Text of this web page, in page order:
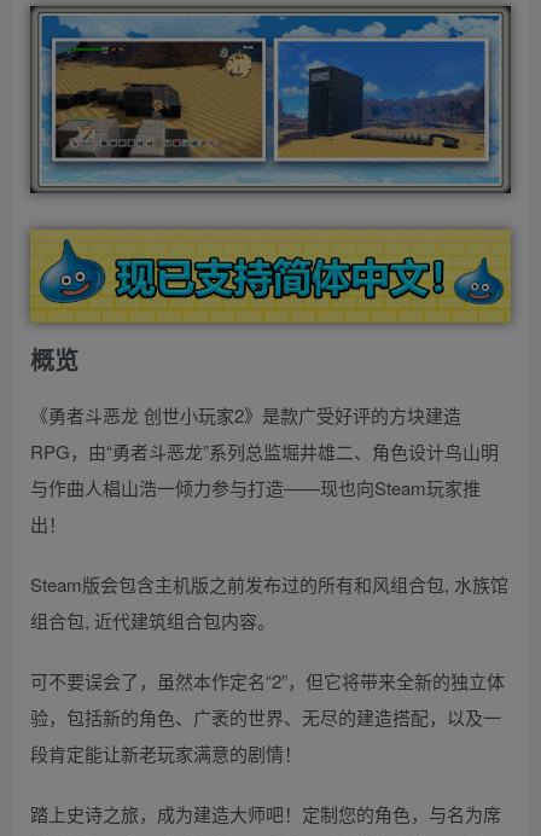
概览
《勇者斗恶龙 创世小玩家2》是款广受好评的方块建造
RPG，由“勇者斗恶龙”系列总监堀井雄二、角色设计鸟山明
与作曲人椙山浩一倾力参与打造——现也向Steam玩家推
出！
Steam版会包含主机版之前发布过的所有和风组合包, 水族馆
组合包, 近代建筑组合包内容。
可不要误会了，虽然本作定名“2”，但它将带来全新的独立体
验，包括新的角色、广袤的世界、无尽的建造搭配，以及一
段肯定能让新老玩家满意的剧情！
踏上史诗之旅，成为建造大师吧！定制您的角色，与名为席